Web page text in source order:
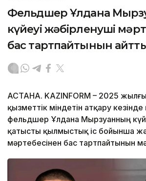
Фельдшер Ұлдана
күйеуі жәбірленуші
бас тартпайтынын
АСТАНА. KAZINFORM – 2025
қызметтік міндетін атқару кезінде
фельдшер Ұлдана Мырзуанның
қатысты қылмыстық іс бойынша
мәртебесінен бас тартпайтынын